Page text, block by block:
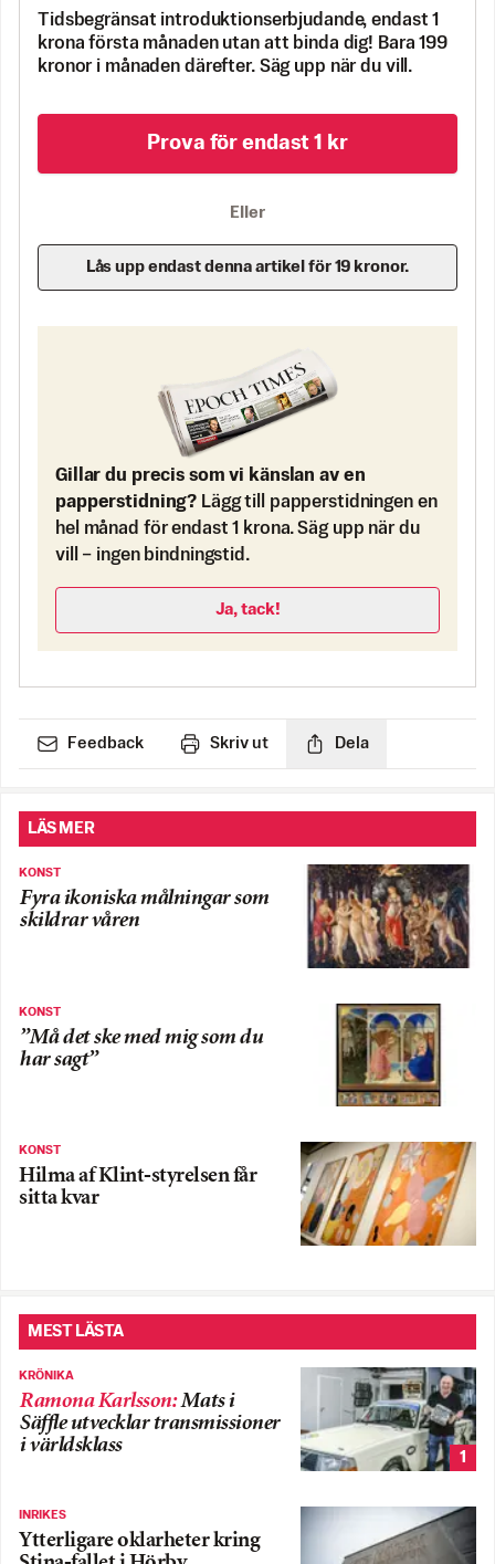
Tidsbegränsat introduktionserbjudande, endast 1
krona första månaden utan att binda dig! Bara 199
kronor i månaden därefter. Säg upp när du vill.
Prova för endast 1 kr
Eller
Lås upp endast denna artikel för 19 kronor.
Gillar du precis som vi känslan av en
papperstidning? Lägg till papperstidningen en
hel månad för endast 1 krona. Säg upp när du
vill – ingen bindningstid.
Ja, tack!
Feedback Skriv ut Dela
LÄS MER
KONST
Fyra ikoniska målningar som
skildrar våren
KONST
”Må det ske med mig som du
har sagt”
KONST
Hilma af Klint-styrelsen får
sitta kvar
MEST LÄSTA
KRÖNIKA
Ramona Karlsson:Mats i
Säffle utvecklar transmissioner
i världsklass
1
INRIKES
Ytterligare oklarheter kring